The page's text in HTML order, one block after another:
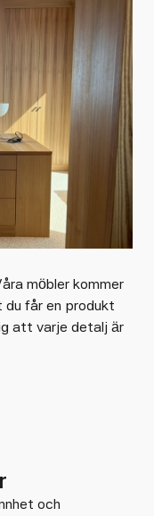
möbler kommer
får en produkt
att varje detalj är
och